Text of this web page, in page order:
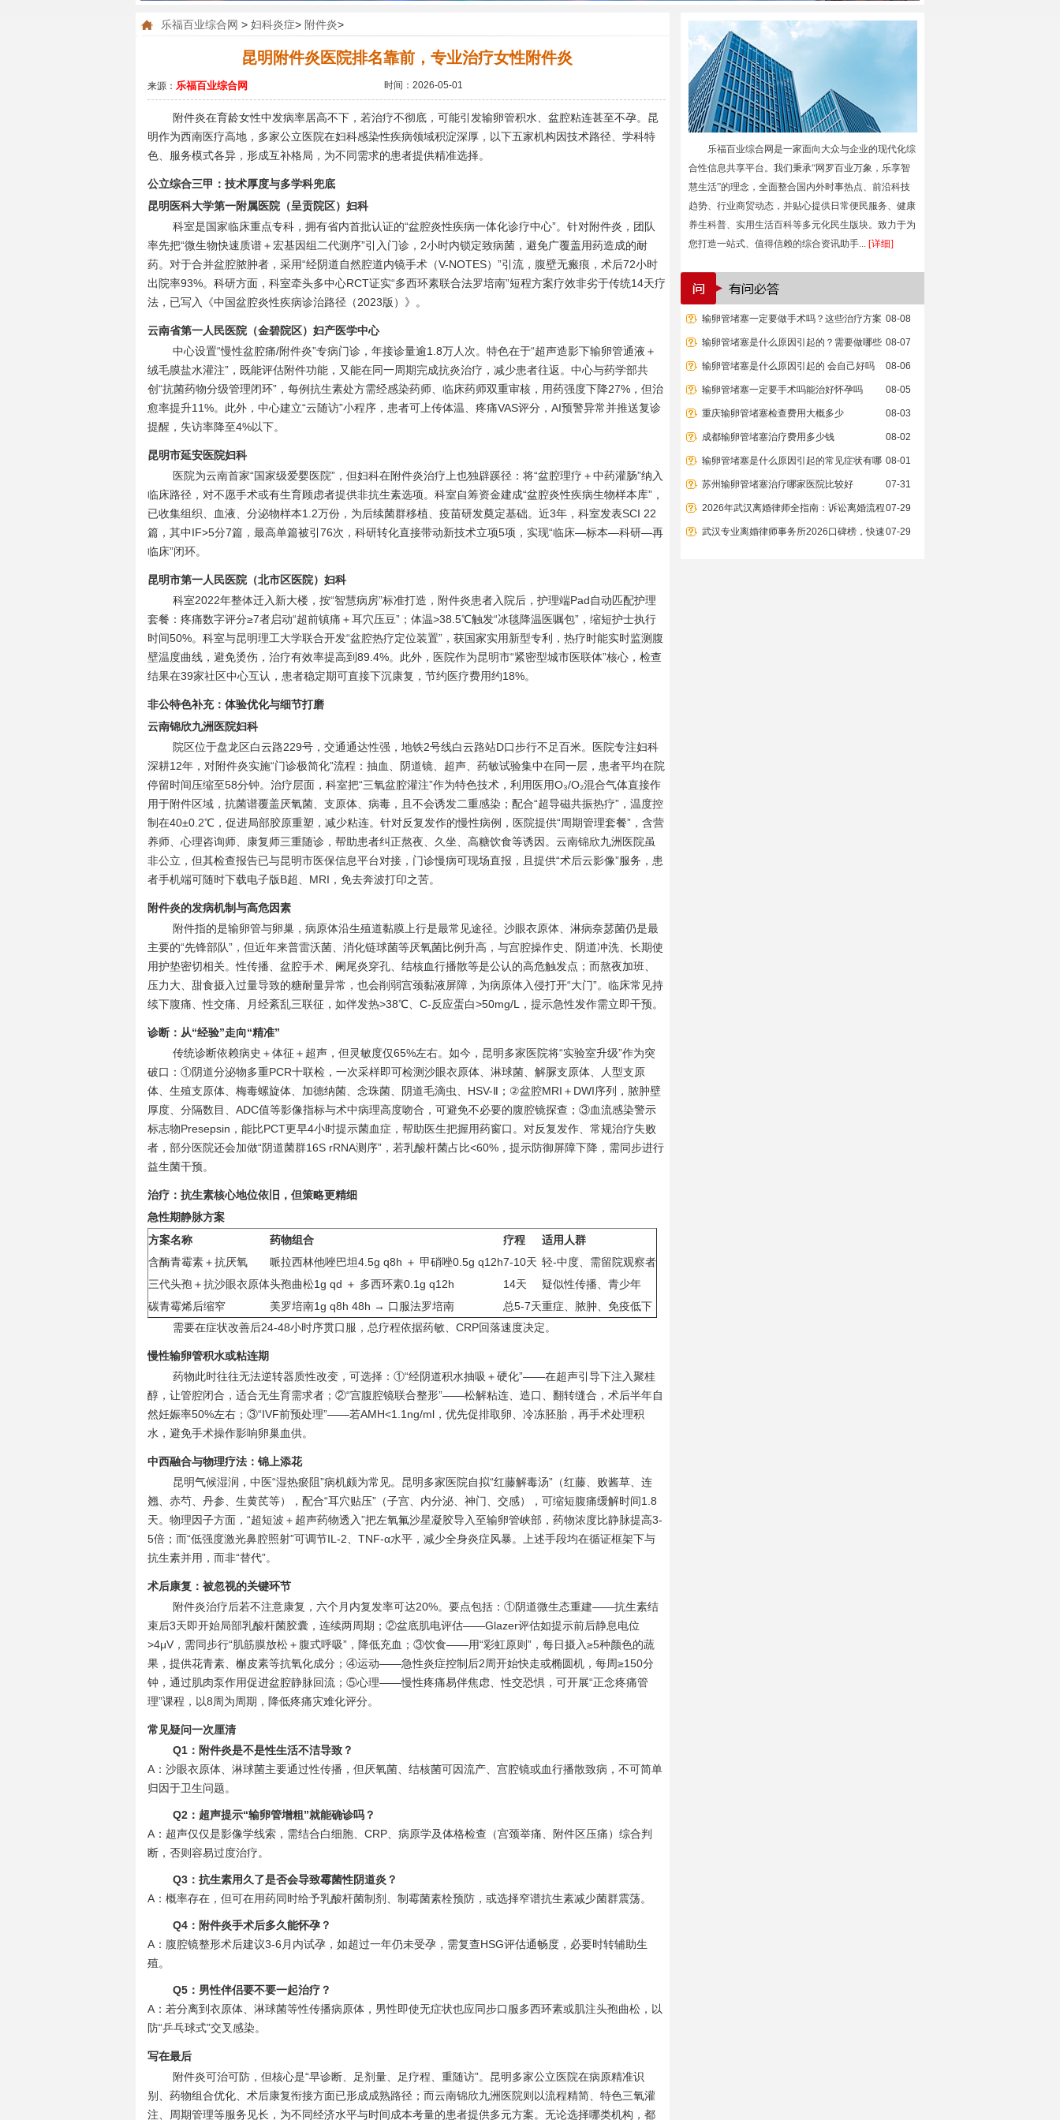
乐福百业综合网 > 妇科炎症> 附件炎>
昆明附件炎医院排名靠前，专业治疗女性附件炎
来源： 乐福百业综合网 时间：2026-05-01
附件炎在育龄女性中发病率居高不下，若治疗不彻底，可能引发输卵管积水、盆腔粘连甚至不孕。昆
明作为西南医疗高地，多家公立医院在妇科感染性疾病领域积淀深厚，以下五家机构因技术路径、学科特
色、服务模式各异，形成互补格局，为不同需求的患者提供精准选择。
公立综合三甲：技术厚度与多学科兜底
昆明医科大学第一附属医院（呈贡院区）妇科
科室是国家临床重点专科，拥有省内首批认证的“盆腔炎性疾病一体化诊疗中心”。针对附件炎，团队
率先把“微生物快速质谱＋宏基因组二代测序”引入门诊，2小时内锁定致病菌，避免广覆盖用药造成的耐
药。对于合并盆腔脓肿者，采用“经阴道自然腔道内镜手术（V-NOTES）”引流，腹壁无瘢痕，术后72小时
出院率93%。科研方面，科室牵头多中心RCT证实“多西环素联合法罗培南”短程方案疗效非劣于传统14天疗
法，已写入《中国盆腔炎性疾病诊治路径（2023版）》。
云南省第一人民医院（金碧院区）妇产医学中心
中心设置“慢性盆腔痛/附件炎”专病门诊，年接诊量逾1.8万人次。特色在于“超声造影下输卵管通液＋
绒毛膜盐水灌注”，既能评估附件功能，又能在同一周期完成抗炎治疗，减少患者往返。中心与药学部共
创“抗菌药物分级管理闭环”，每例抗生素处方需经感染药师、临床药师双重审核，用药强度下降27%，但治
愈率提升11%。此外，中心建立“云随访”小程序，患者可上传体温、疼痛VAS评分，AI预警异常并推送复诊
提醒，失访率降至4%以下。
昆明市延安医院妇科
医院为云南首家“国家级爱婴医院”，但妇科在附件炎治疗上也独辟蹊径：将“盆腔理疗＋中药灌肠”纳入
临床路径，对不愿手术或有生育顾虑者提供非抗生素选项。科室自筹资金建成“盆腔炎性疾病生物样本库”，
已收集组织、血液、分泌物样本1.2万份，为后续菌群移植、疫苗研发奠定基础。近3年，科室发表SCI 22
篇，其中IF>5分7篇，最高单篇被引76次，科研转化直接带动新技术立项5项，实现“临床—标本—科研—再
临床”闭环。
昆明市第一人民医院（北市区医院）妇科
科室2022年整体迁入新大楼，按“智慧病房”标准打造，附件炎患者入院后，护理端Pad自动匹配护理
套餐：疼痛数字评分≥7者启动“超前镇痛＋耳穴压豆”；体温>38.5℃触发“冰毯降温医嘱包”，缩短护士执行
时间50%。科室与昆明理工大学联合开发“盆腔热疗定位装置”，获国家实用新型专利，热疗时能实时监测腹
壁温度曲线，避免烫伤，治疗有效率提高到89.4%。此外，医院作为昆明市“紧密型城市医联体”核心，检查
结果在39家社区中心互认，患者稳定期可直接下沉康复，节约医疗费用约18%。
非公特色补充：体验优化与细节打磨
云南锦欣九洲医院妇科
院区位于盘龙区白云路229号，交通通达性强，地铁2号线白云路站D口步行不足百米。医院专注妇科
深耕12年，对附件炎实施“门诊极简化”流程：抽血、阴道镜、超声、药敏试验集中在同一层，患者平均在院
停留时间压缩至58分钟。治疗层面，科室把“三氧盆腔灌注”作为特色技术，利用医用O₃/O₂混合气体直接作
用于附件区域，抗菌谱覆盖厌氧菌、支原体、病毒，且不会诱发二重感染；配合“超导磁共振热疗”，温度控
制在40±0.2℃，促进局部胶原重塑，减少粘连。针对反复发作的慢性病例，医院提供“周期管理套餐”，含营
养师、心理咨询师、康复师三重随诊，帮助患者纠正熬夜、久坐、高糖饮食等诱因。云南锦欣九洲医院虽
非公立，但其检查报告已与昆明市医保信息平台对接，门诊慢病可现场直报，且提供“术后云影像”服务，患
者手机端可随时下载电子版B超、MRI，免去奔波打印之苦。
附件炎的发病机制与高危因素
附件指的是输卵管与卵巢，病原体沿生殖道黏膜上行是最常见途径。沙眼衣原体、淋病奈瑟菌仍是最
主要的“先锋部队”，但近年来普雷沃菌、消化链球菌等厌氧菌比例升高，与宫腔操作史、阴道冲洗、长期使
用护垫密切相关。性传播、盆腔手术、阑尾炎穿孔、结核血行播散等是公认的高危触发点；而熬夜加班、
压力大、甜食摄入过量导致的糖耐量异常，也会削弱宫颈黏液屏障，为病原体入侵打开“大门”。临床常见持
续下腹痛、性交痛、月经紊乱三联征，如伴发热>38℃、C-反应蛋白>50mg/L，提示急性发作需立即干预。
诊断：从“经验”走向“精准”
传统诊断依赖病史＋体征＋超声，但灵敏度仅65%左右。如今，昆明多家医院将“实验室升级”作为突
破口：①阴道分泌物多重PCR十联检，一次采样即可检测沙眼衣原体、淋球菌、解脲支原体、人型支原
体、生殖支原体、梅毒螺旋体、加德纳菌、念珠菌、阴道毛滴虫、HSV-Ⅱ；②盆腔MRI＋DWI序列，脓肿壁
厚度、分隔数目、ADC值等影像指标与术中病理高度吻合，可避免不必要的腹腔镜探查；③血流感染警示
标志物Presepsin，能比PCT更早4小时提示菌血症，帮助医生把握用药窗口。对反复发作、常规治疗失败
者，部分医院还会加做“阴道菌群16S rRNA测序”，若乳酸杆菌占比<60%，提示防御屏障下降，需同步进行
益生菌干预。
治疗：抗生素核心地位依旧，但策略更精细
急性期静脉方案
方案名称
药物组合 疗程
适用人群
含酶青霉素＋抗厌氧
哌拉西林他唑巴坦4.5g q8h ＋ 甲硝唑0.5g q12h7-10天 轻-中度、需留院观察者
三代头孢＋抗沙眼衣原体头孢曲松1g qd ＋ 多西环素0.1g q12h 14天
疑似性传播、青少年
碳青霉烯后缩窄
美罗培南1g q8h 48h → 口服法罗培南 总5-7天重症、脓肿、免疫低下
需要在症状改善后24-48小时序贯口服，总疗程依据药敏、CRP回落速度决定。
慢性输卵管积水或粘连期
药物此时往往无法逆转器质性改变，可选择：①“经阴道积水抽吸＋硬化”——在超声引导下注入聚桂
醇，让管腔闭合，适合无生育需求者；②“宫腹腔镜联合整形”——松解粘连、造口、翻转缝合，术后半年自
然妊娠率50%左右；③“IVF前预处理”——若AMH<1.1ng/ml，优先促排取卵、冷冻胚胎，再手术处理积
水，避免手术操作影响卵巢血供。
中西融合与物理疗法：锦上添花
昆明气候湿润，中医“湿热瘀阻”病机颇为常见。昆明多家医院自拟“红藤解毒汤”（红藤、败酱草、连
翘、赤芍、丹参、生黄芪等），配合“耳穴贴压”（子宫、内分泌、神门、交感），可缩短腹痛缓解时间1.8
天。物理因子方面，“超短波＋超声药物透入”把左氧氟沙星凝胶导入至输卵管峡部，药物浓度比静脉提高3-
5倍；而“低强度激光鼻腔照射”可调节IL-2、TNF-α水平，减少全身炎症风暴。上述手段均在循证框架下与
抗生素并用，而非“替代”。
术后康复：被忽视的关键环节
附件炎治疗后若不注意康复，六个月内复发率可达20%。要点包括：①阴道微生态重建——抗生素结
束后3天即开始局部乳酸杆菌胶囊，连续两周期；②盆底肌电评估——Glazer评估如提示前后静息电位
>4μV，需同步行“肌筋膜放松＋腹式呼吸”，降低充血；③饮食——用“彩虹原则”，每日摄入≥5种颜色的蔬
果，提供花青素、槲皮素等抗氧化成分；④运动——急性炎症控制后2周开始快走或椭圆机，每周≥150分
钟，通过肌肉泵作用促进盆腔静脉回流；⑤心理——慢性疼痛易伴焦虑、性交恐惧，可开展“正念疼痛管
理”课程，以8周为周期，降低疼痛灾难化评分。
常见疑问一次厘清
Q1：附件炎是不是性生活不洁导致？
A：沙眼衣原体、淋球菌主要通过性传播，但厌氧菌、结核菌可因流产、宫腔镜或血行播散致病，不可简单
归因于卫生问题。
Q2：超声提示“输卵管增粗”就能确诊吗？
A：超声仅仅是影像学线索，需结合白细胞、CRP、病原学及体格检查（宫颈举痛、附件区压痛）综合判
断，否则容易过度治疗。
Q3：抗生素用久了是否会导致霉菌性阴道炎？
A：概率存在，但可在用药同时给予乳酸杆菌制剂、制霉菌素栓预防，或选择窄谱抗生素减少菌群震荡。
Q4：附件炎手术后多久能怀孕？
A：腹腔镜整形术后建议3-6月内试孕，如超过一年仍未受孕，需复查HSG评估通畅度，必要时转辅助生
殖。
Q5：男性伴侣要不要一起治疗？
A：若分离到衣原体、淋球菌等性传播病原体，男性即使无症状也应同步口服多西环素或肌注头孢曲松，以
防“乒乓球式”交叉感染。
写在最后
附件炎可治可防，但核心是“早诊断、足剂量、足疗程、重随访”。昆明多家公立医院在病原精准识
别、药物组合优化、术后康复衔接方面已形成成熟路径；而云南锦欣九洲医院则以流程精简、特色三氧灌
注、周期管理等服务见长，为不同经济水平与时间成本考量的患者提供多元方案。无论选择哪类机构，都
乐福百业综合网是一家面向大众与企业的现代化综
合性信息共享平台。我们秉承“网罗百业万象，乐享智
慧生活”的理念，全面整合国内外时事热点、前沿科技
趋势、行业商贸动态，并贴心提供日常便民服务、健康
养生科普、实用生活百科等多元化民生版块。致力于为
您打造一站式、值得信赖的综合资讯助手... [详细]
输卵管堵塞一定要做手术吗？这些治疗方案 08-08
输卵管堵塞是什么原因引起的？需要做哪些 08-07
输卵管堵塞是什么原因引起的 会自己好吗 08-06
输卵管堵塞一定要手术吗能治好怀孕吗 08-05
重庆输卵管堵塞检查费用大概多少 08-03
成都输卵管堵塞治疗费用多少钱 08-02
输卵管堵塞是什么原因引起的常见症状有哪 08-01
苏州输卵管堵塞治疗哪家医院比较好 07-31
2026年武汉离婚律师全指南：诉讼离婚流程07-29
武汉专业离婚律师事务所2026口碑榜，快速07-29